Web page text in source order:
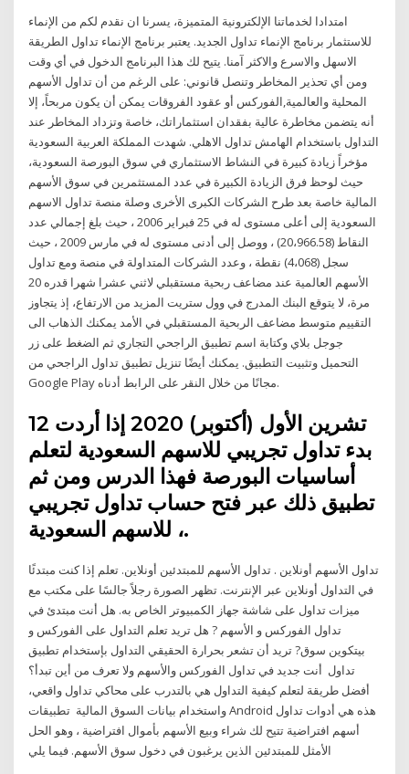
امتدادا لخدماتنا الإلكترونية المتميزة، يسرنا ان نقدم لكم من الإنماء
للاستثمار برنامج الإنماء تداول الجديد. يعتبر برنامج الإنماء تداول الطريقة
الاسهل والاسرع والاكثر آمنا. يتيح لك هذا البرنامج الدخول في أي وقت
ومن أي تحذير المخاطر وتنصل قانوني: على الرغم من أن تداول الأسهم
المحلية والعالمية,الفوركس أو عقود الفروقات يمكن أن يكون مربحاً، إلا
أنه يتضمن مخاطرة عالية بفقدان استثماراتك، خاصة وتزداد المخاطر عند
التداول باستخدام الهامش تداول الاهلي. شهدت المملكة العربية السعودية
مؤخراً زيادة كبيرة في النشاط الاستثماري في سوق البورصة السعودية،
حيث لوحظ فرق الزيادة الكبيرة في عدد المستثمرين في سوق الأسهم
المالية خاصة بعد طرح الشركات الكبرى الأخرى وصلة منصة تداول الاسهم
السعودية إلى أعلى مستوى له في 25 فبراير 2006 ، حيث بلغ إجمالي عدد
النقاط (20،966.58) ، ووصل إلى أدنى مستوى له في مارس 2009 ، حيث
سجل (4،068) نقطة ، وعدد الشركات المتداولة في منصة ومع تداول
الأسهم العالمية عند مضاعف ربحية مستقبلي لاثني عشرا شهرا قدره 20
مرة، لا يتوقع البنك المدرج في وول ستريت المزيد من الارتفاع، إذ يتجاوز
التقييم متوسط مضاعف الربحية المستقبلي في الأمد يمكنك الذهاب الى
جوجل بلاي وكتابة اسم تطبيق الراجحي التجاري ثم الضغط على زر
التحميل وتثبيت التطبيق. يمكنك أيضًا تنزيل تطبيق تداول الراجحي من
Google Play مجانًا من خلال النقر على الرابط أدناه.
12 تشرين الأول (أكتوبر) 2020 إذا أردت
بدء تداول تجريبي للاسهم السعودية لتعلم
أساسيات البورصة فهذا الدرس ومن ثم
تطبيق ذلك عبر فتح حساب تداول تجريبي
للاسهم السعودية ،.
تداول الأسهم أونلاين . تداول الأسهم للمبتدئين أونلاين. تعلم إذا كنت مبتدئًا
في التداول أونلاين عبر الإنترنت. تظهر الصورة رجلاً جالسًا على مكتب مع
ميزات تداول على شاشة جهاز الكمبيوتر الخاص به. هل أنت مبتدئ في
تداول الفوركس و الأسهم ? هل تريد تعلم التداول على الفوركس و
بيتكوين سوق? تريد أن تشعر بحرارة الحقيقي التداول بإستخدام تطبيق
تداول أنت جديد في تداول الفوركس والأسهم ولا تعرف من أين تبدأ؟
أفضل طريقة لتعلم كيفية التداول هي بالتدرب على محاكي تداول واقعي،
واستخدام بيانات السوق المالية تطبيقات Android هذه هي أدوات تداول
أسهم افتراضية تتيح لك شراء وبيع الأسهم بأموال افتراضية ، وهو الحل